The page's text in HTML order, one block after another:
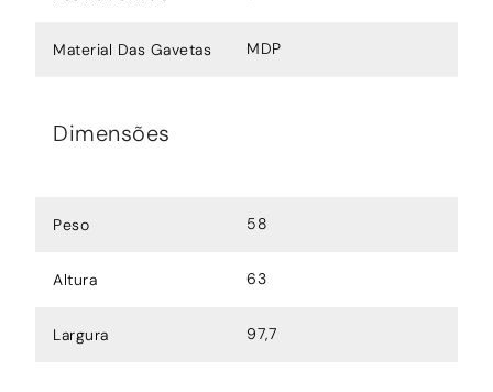
Material Das Gavetas MDP
Dimensões
Peso 58
Altura 63
Largura 97,7